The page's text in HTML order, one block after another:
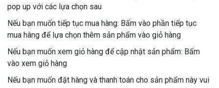
pop up với các lựa chọn sau
Nếu bạn muốn tiếp tục mua hàng: Bấm vào phần tiếp tục
mua hàng để lựa chọn thêm sản phẩm vào giỏ hàng
Nếu bạn muốn xem giỏ hàng để cập nhật sản phẩm: Bấm
vào xem giỏ hàng
Nếu bạn muốn đặt hàng và thanh toán cho sản phẩm này vui